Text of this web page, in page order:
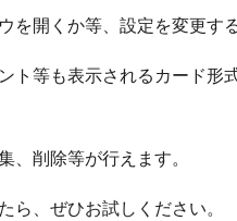
開くか等、設定を変更す
ト等も表示されるカード形
、削除等が行えます。
、ぜひお試しください。